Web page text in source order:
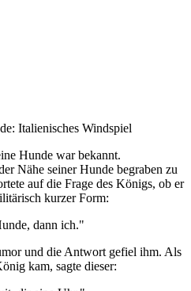
Italienisches Windspiel
Hunde war bekannt.
Nähe seiner Hunde begraben zu
auf die Frage des Königs, ob er
kurzer Form:
dann ich."
und die Antwort gefiel ihm. Als
kam, sagte dieser: